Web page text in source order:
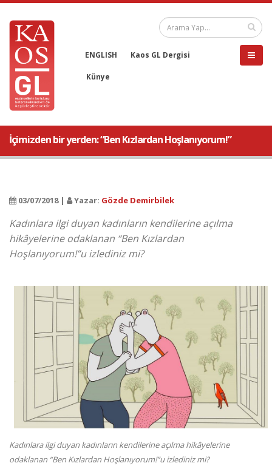
ENGLISH Kaos GL Dergisi
Künye
İçimizden bir yerden: “Ben Kızlardan Hoşlanıyorum!”
03/07/2018 | Yazar: Gözde Demirbilek
Kadınlara ilgi duyan kadınların kendilerine açılma
hikâyelerine odaklanan “Ben Kızlardan
Hoşlanıyorum!”u izlediniz mi?
Kadınlara ilgi duyan kadınların kendilerine açılma hikâyelerine
odaklanan “Ben Kızlardan Hoşlanıyorum!”u izlediniz mi?